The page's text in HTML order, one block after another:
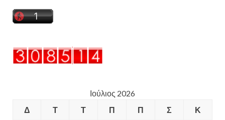
Ιούλιος 2026
Δ
Τ Τ Π Π Σ Κ